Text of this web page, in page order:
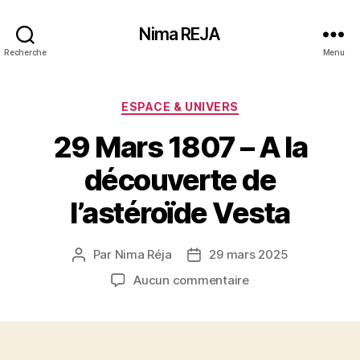
Recherche
Nima REJA
Menu
Catégories
ESPACE & UNIVERS
29 Mars 1807 – A la
découverte de
l’astéroïde Vesta
Auteur
l’article
Par Nima Réja
Date29 mars 2025
Aucun commentairesur